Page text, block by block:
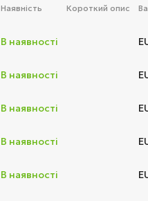
Наявність Короткий опис
В наявності
В наявності
В наявності
В наявності
В наявності